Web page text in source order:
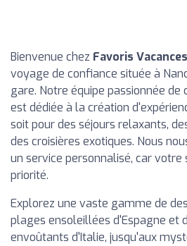
Bienvenue chez Favoris Vacances
voyage de confiance située à
gare. Notre équipe passionnée
est dédiée à la création
soit pour des séjours relaxants,
des croisières exotiques. Nous
un service personnalisé, car
priorité.
Explorez une vaste gamme de
plages ensoleillées d'Espagne et
envoûtants d'Italie, jusqu'aux